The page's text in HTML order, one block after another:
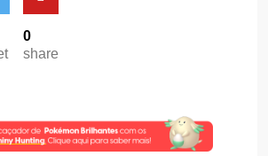
0
share